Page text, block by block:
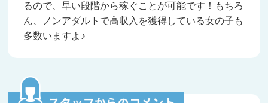
るので、早い段階から稼ぐことが可能です！もちろ
ん、ノンアダルトで高収入を獲得している女の子も
多数いますよ♪